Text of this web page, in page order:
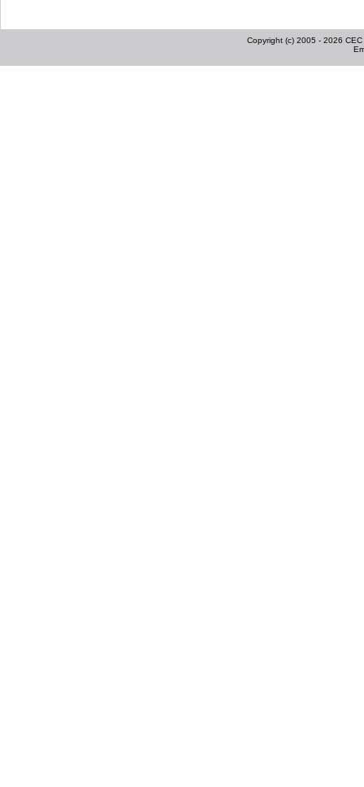
Copyright (c) 2005 - 2026